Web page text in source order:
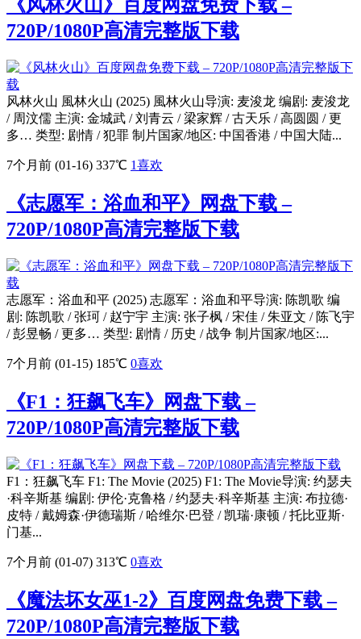
《风林火山》百度网盘免费下载 –
720P/1080P高清完整版下载
风林火山 風林火山 (2025) 風林火山导演: 麦浚龙 编剧: 麦浚龙
/ 周汶儒 主演: 金城武 / 刘青云 / 梁家辉 / 古天乐 / 高圆圆 / 更
多… 类型: 剧情 / 犯罪 制片国家/地区: 中国香港 / 中国大陆...
7个月前 (01-16) 337℃ 1喜欢
《志愿军：浴血和平》网盘下载 –
720P/1080P高清完整版下载
志愿军：浴血和平 (2025) 志愿军：浴血和平导演: 陈凯歌 编
剧: 陈凯歌 / 张珂 / 赵宁宇 主演: 张子枫 / 宋佳 / 朱亚文 / 陈飞宇
/ 彭昱畅 / 更多… 类型: 剧情 / 历史 / 战争 制片国家/地区:...
7个月前 (01-15) 185℃ 0喜欢
《F1：狂飙飞车》网盘下载 –
720P/1080P高清完整版下载
F1：狂飙飞车 F1: The Movie (2025) F1: The Movie导演: 约瑟夫
·科辛斯基 编剧: 伊伦·克鲁格 / 约瑟夫·科辛斯基 主演: 布拉德·
皮特 / 戴姆森·伊德瑞斯 / 哈维尔·巴登 / 凯瑞·康顿 / 托比亚斯·
门基...
7个月前 (01-07) 313℃ 0喜欢
《魔法坏女巫1-2》百度网盘免费下载 –
720P/1080P高清完整版下载